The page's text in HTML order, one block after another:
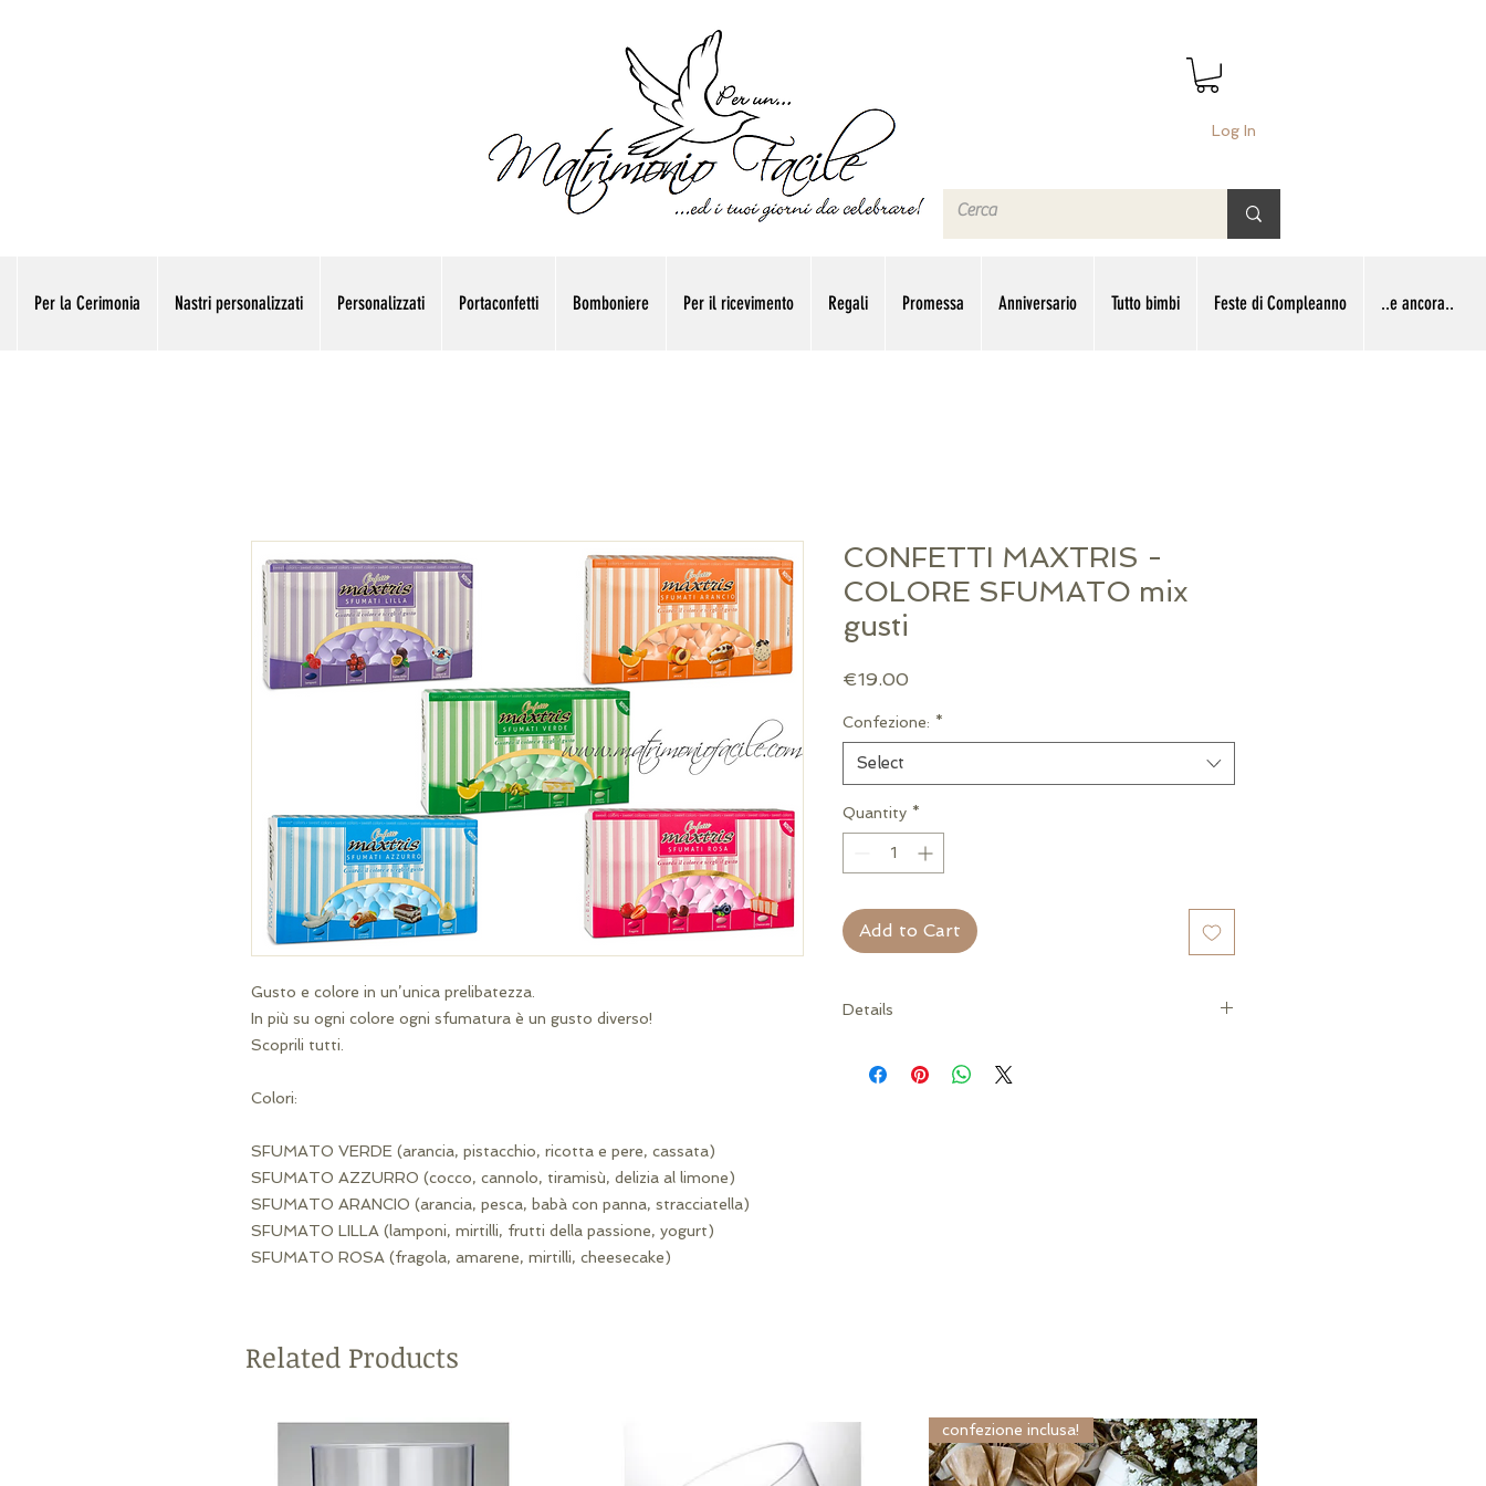
Log In
Per la Cerimonia Nastri personalizzati Personalizzati Portaconfetti Bomboniere Per il ricevimento Regali Promessa Anniversario Tutto bimbi Feste di Compleanno ..e ancora..
Gusto e colore in un’unica prelibatezza.
In più su ogni colore ogni sfumatura è un gusto diverso!
Scoprili tutti.
Colori:
SFUMATO VERDE (arancia, pistacchio, ricotta e pere, cassata)
SFUMATO AZZURRO (cocco, cannolo, tiramisù, delizia al limone)
SFUMATO ARANCIO (arancia, pesca, babà con panna, stracciatella)
SFUMATO LILLA (lamponi, mirtilli, frutti della passione, yogurt)
SFUMATO ROSA (fragola, amarene, mirtilli, cheesecake)
CONFETTI MAXTRIS -
COLORE SFUMATO mix
gusti
€19.00
Confezione: *
Select
Quantity *
Add to Cart
Details
Related Products
confezione inclusa!